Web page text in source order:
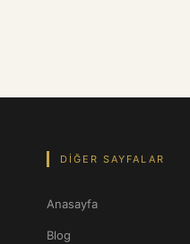
DIĞER SAYFALAR
Anasayfa
Blog